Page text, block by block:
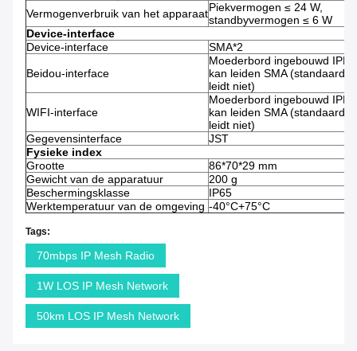
Vermogenverbruik van het apparaatPiekvermogen ≤ 24 W,
standbyvermogen ≤ 6 W
Device-interface
Device-interface
SMA*2
Beidou-interface
Moederbord ingebouwd
kan leiden SMA (standaard
leidt niet)
WIFI-interface
Moederbord ingebouwd
kan leiden SMA (standaard
leidt niet)
Gegevensinterface
JST
Fysieke index
Grootte
86*70*29 mm
Gewicht van de apparatuur
200 g
Beschermingsklasse
IP65
Werktemperatuur van de omgeving -40°C+75°C
Tags:
70mbps IP Mesh Radio
1W LOS IP Mesh Network
50km LOS IP Mesh Network